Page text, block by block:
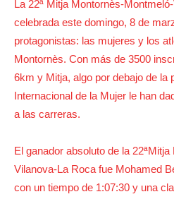
La 22ª Mitja Montornès-
celebrada este domingo, 8 de
protagonistas: las mujeres y los
Montornès. Con más de 3500
6km y Mitja, algo por debajo de la
Internacional de la Mujer le han
a las carreras.
El ganador absoluto de la
Vilanova-La Roca fue Mohamed
con un tiempo de 1:07:30 y una